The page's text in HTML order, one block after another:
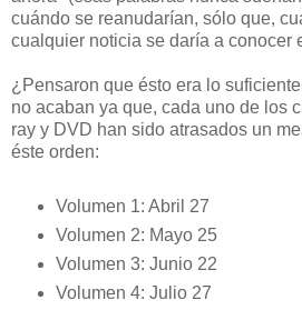
cuándo se reanudarían, sólo que,
cualquier noticia se daría a conocer
¿Pensaron que ésto era lo
no acaban ya que, cada uno de los
ray y DVD han sido atrasados un
éste orden:
Volumen 1: Abril 27
Volumen 2: Mayo 25
Volumen 3: Junio 22
Volumen 4: Julio 27